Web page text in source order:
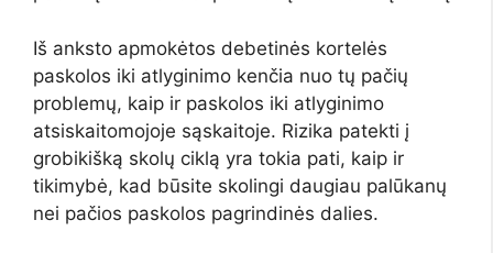
Iš anksto apmokėtos debetinės kortelės
paskolos iki atlyginimo kenčia nuo tų pačių
problemų, kaip ir paskolos iki atlyginimo
atsiskaitomojoje sąskaitoje. Rizika patekti į
grobikišką skolų ciklą yra tokia pati, kaip ir
tikimybė, kad būsite skolingi daugiau palūkanų
nei pačios paskolos pagrindinės dalies.